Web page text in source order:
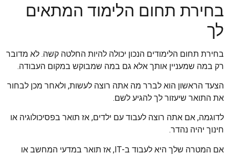
בחירת תחום הלימוד המתאים
לך
בחירת תחום הלימודים הנכון יכולה להיות החלטה קשה. לא מדובר
רק במה שמעניין אותך אלא גם במה שמבוקש במקום העבודה.
הצעד הראשון הוא לברר מה אתה רוצה לעשות, ולאחר מכן לבחור
את התואר שיעזור לך להגיע לשם.
לדוגמה, אם אתה רוצה לעבוד עם ילדים, אז תואר בפסיכולוגיה או
חינוך יהיה נהדר.
אם המטרה שלך היא לעבוד ב-IT, אז תואר במדעי המחשב או